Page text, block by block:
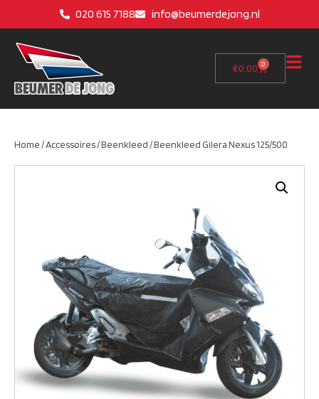
020 615 7188 info@beumerdejong.nl
€0.00 0
Home /Accessoires/Beenkleed / Beenkleed Gilera Nexus 125/500